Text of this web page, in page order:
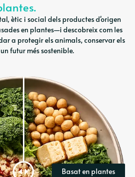
ètic i social dels productes d'origen
en plantes—i descobreix com les
a protegir els animals, conservar els
futur més sostenible.
Basat en plantes